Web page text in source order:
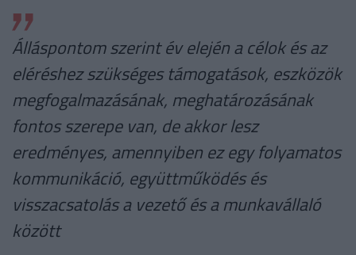
Álláspontom szerint év elején a célok és az
eléréshez szükséges támogatások, eszközök
megfogalmazásának, meghatározásának
fontos szerepe van, de akkor lesz
eredményes, amennyiben ez egy folyamatos
kommunikáció, együttműködés és
visszacsatolás a vezető és a munkavállaló
között